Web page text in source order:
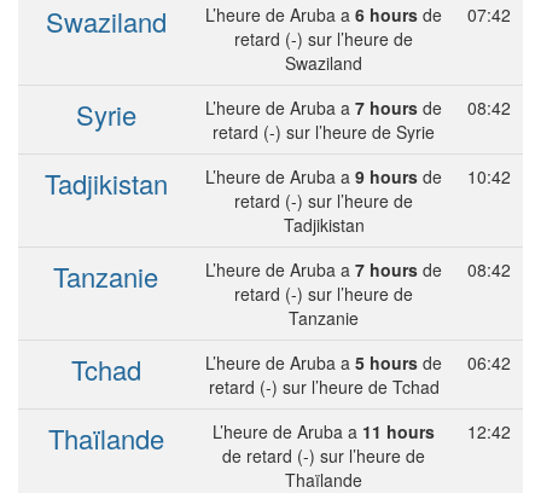
Swaziland L’heure de Aruba a 6 hours de
retard (-) sur l’heure de
Swaziland
07:42
Syrie L’heure de Aruba a 7 hours de
retard (-) sur l’heure de Syrie
08:42
Tadjikistan L’heure de Aruba a 9 hours de
retard (-) sur l’heure de
Tadjikistan
10:42
Tanzanie L’heure de Aruba a 7 hours de
retard (-) sur l’heure de
Tanzanie
08:42
Tchad L’heure de Aruba a 5 hours de
retard (-) sur l’heure de Tchad
06:42
Thaïlande L’heure de Aruba a 11 hours
de retard (-) sur l’heure de
Thaïlande
12:42